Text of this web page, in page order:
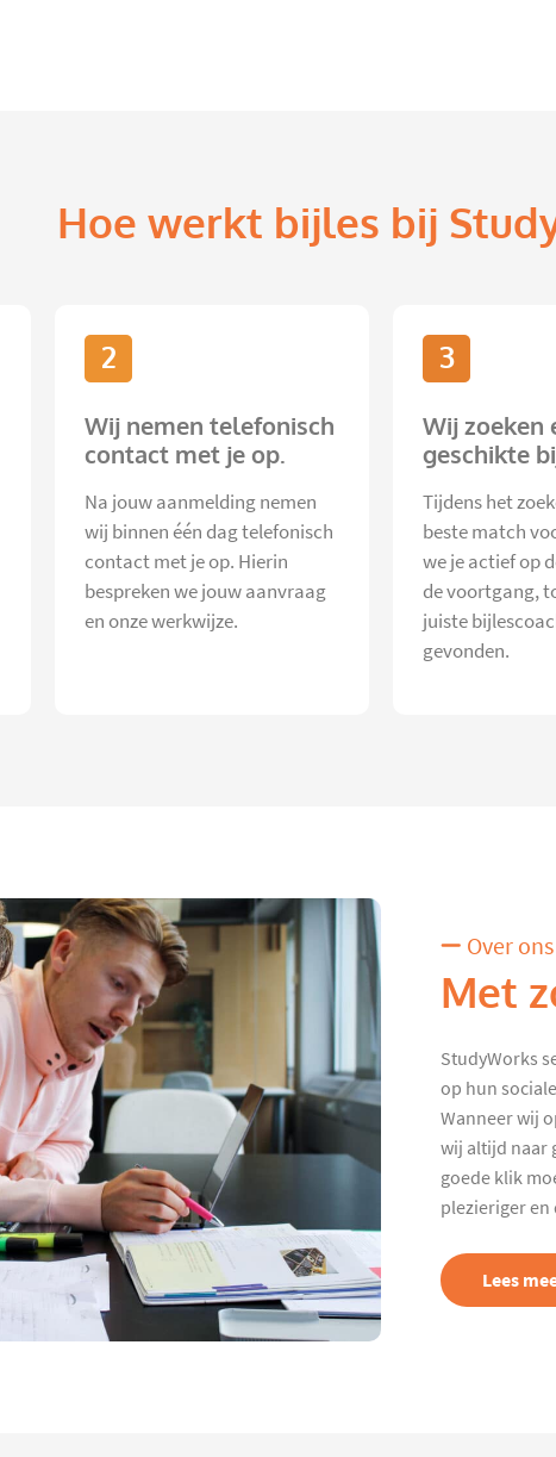
Hoe werkt bijles bij
2
Wij nemen telefonisch
contact met je op.
Na jouw aanmelding nemen
wij binnen één dag telefonisch
contact met je op. Hierin
bespreken we jouw aanvraag
en onze werkwijze.
3
Wij zoeken
geschikte
Tijdens het
beste match
we je actief op
de voortgang,
juiste
gevonden.
Over ons
Met
StudyWorks
op hun
Wanneer wij
wij altijd naar
goede klik
plezieriger en
Lees